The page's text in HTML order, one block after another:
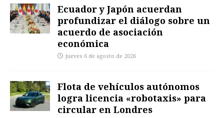
Ecuador y Japón acuerdan
profundizar el diálogo sobre un
acuerdo de asociación
económica
jueves 6 de agosto de 2026
Flota de vehículos autónomos
logra licencia «robotaxis» para
circular en Londres